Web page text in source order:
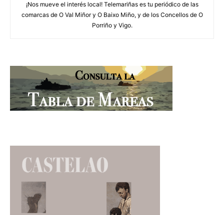
¡Nos mueve el interés local! Telemariñas es tu periódico de las
comarcas de O Val Miñor y O Baixo Miño, y de los Concellos de O
Porriño y Vigo.